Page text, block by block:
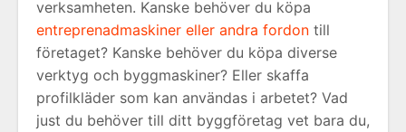
verksamheten. Kanske behöver du köpa
entreprenadmaskiner eller andra fordon till
företaget? Kanske behöver du köpa diverse
verktyg och byggmaskiner? Eller skaffa
profilkläder som kan användas i arbetet? Vad
just du behöver till ditt byggföretag vet bara du,